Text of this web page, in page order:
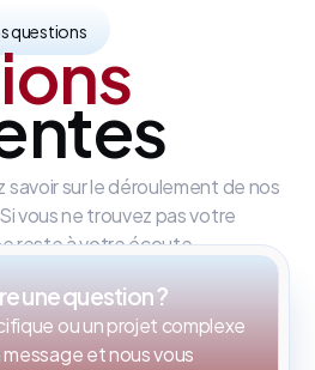
questions
sur le déroulement de nos
vous ne trouvez pas votre
reste à votre écoute.
une question ?
ou un projet complexe
et nous vous